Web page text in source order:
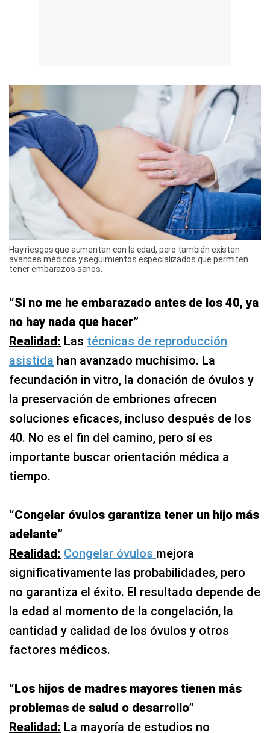
Hay riesgos que aumentan con la edad, pero también existen
avances médicos y seguimientos especializados que permiten
tener embarazos sanos.
“Si no me he embarazado antes de los 40, ya
no hay nada que hacer”
Realidad: Las técnicas de reproducción
asistida han avanzado muchísimo. La
fecundación in vitro, la donación de óvulos y
la preservación de embriones ofrecen
soluciones eficaces, incluso después de los
40. No es el fin del camino, pero sí es
importante buscar orientación médica a
tiempo.
“Congelar óvulos garantiza tener un hijo más
adelante”
Realidad: Congelar óvulos mejora
significativamente las probabilidades, pero
no garantiza el éxito. El resultado depende de
la edad al momento de la congelación, la
cantidad y calidad de los óvulos y otros
factores médicos.
“Los hijos de madres mayores tienen más
problemas de salud o desarrollo”
Realidad: La mayoría de estudios no